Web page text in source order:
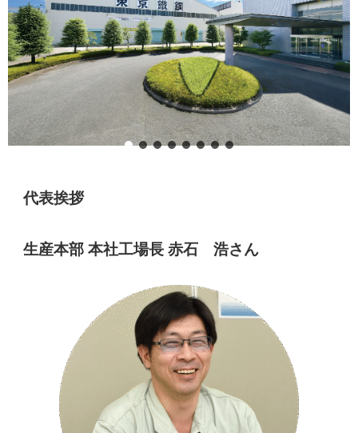
代表挨拶
生産本部 本社工場長 赤石 浩さん